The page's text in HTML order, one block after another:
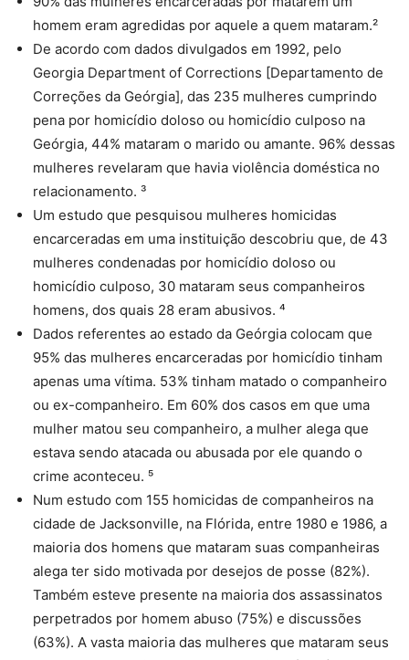
homem eram agredidas por aquele a quem mataram.²
De acordo com dados divulgados em 1992, pelo
Georgia Department of Corrections [Departamento de
Correções da Geórgia], das 235 mulheres cumprindo
pena por homicídio doloso ou homicídio culposo na
Geórgia, 44% mataram o marido ou amante. 96% dessas
mulheres revelaram que havia violência doméstica no
relacionamento. ³
Um estudo que pesquisou mulheres homicidas
encarceradas em uma instituição descobriu que, de 43
mulheres condenadas por homicídio doloso ou
homicídio culposo, 30 mataram seus companheiros
homens, dos quais 28 eram abusivos. ⁴
Dados referentes ao estado da Geórgia colocam que
95% das mulheres encarceradas por homicídio tinham
apenas uma vítima. 53% tinham matado o companheiro
ou ex-companheiro. Em 60% dos casos em que uma
mulher matou seu companheiro, a mulher alega que
estava sendo atacada ou abusada por ele quando o
crime aconteceu. ⁵
Num estudo com 155 homicidas de companheiros na
cidade de Jacksonville, na Flórida, entre 1980 e 1986, a
maioria dos homens que mataram suas companheiras
alega ter sido motivada por desejos de posse (82%).
Também esteve presente na maioria dos assassinatos
perpetrados por homem abuso (75%) e discussões
(63%). A vasta maioria das mulheres que mataram seus